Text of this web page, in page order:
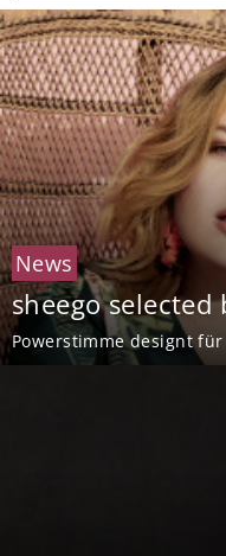
News
sheego selected
Powerstimme designt für